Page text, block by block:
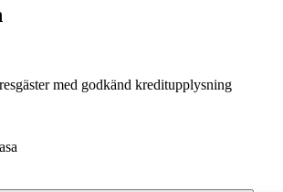
med godkänd kreditupplysning